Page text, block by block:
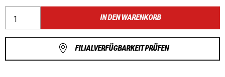
IN DEN WARENKORB
FILIALVERFÜGBARKEIT PRÜFEN